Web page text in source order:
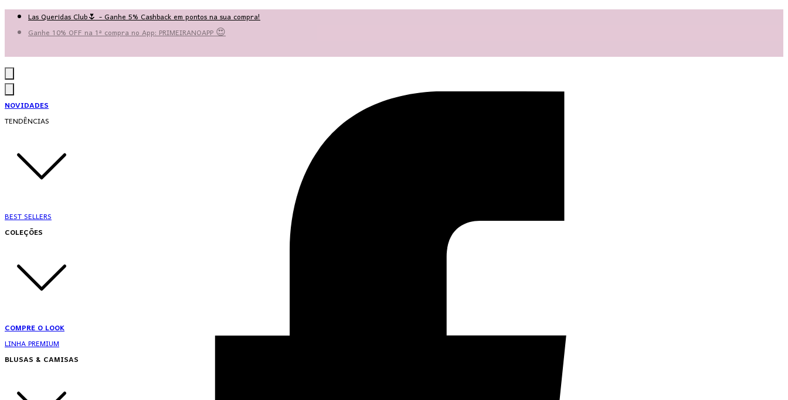
Las Queridas Club🌷 - Ganhe 5% Cashback em pontos na sua compra!
Ganhe 10% OFF na 1ª compra no App: PRIMEIRANOAPP 😍
NOVIDADES
TENDÊNCIAS
BEST SELLERS
COLEÇÕES
COMPRE O LOOK
LINHA PREMIUM
BLUSAS & CAMISAS